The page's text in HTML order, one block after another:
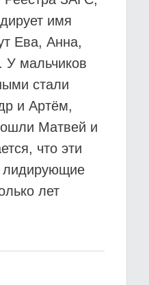
имя
Ева, Анна,
У мальчиков
стали
и Артём,
Матвей и
что эти
лидирующие
лет